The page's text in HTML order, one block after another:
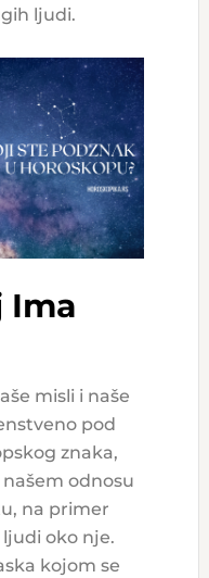
ljudi.
Ima
misli i naše
pod
znaka,
odnosu
na primer
oko nje.
kojom se